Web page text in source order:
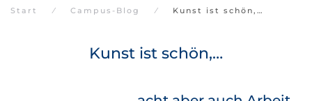
Start Campus-Blog Kunst ist schön,…
Kunst ist schön,…